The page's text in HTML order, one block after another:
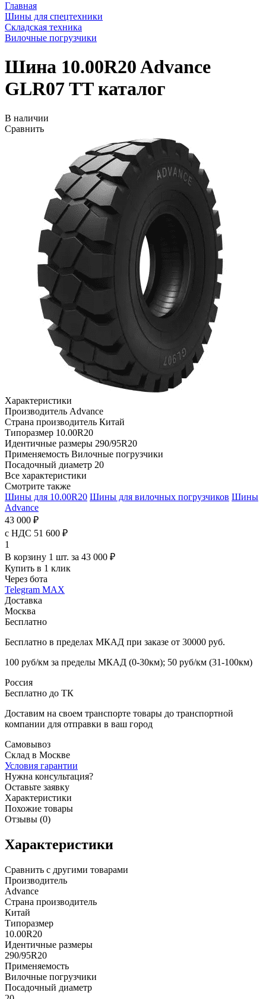
Главная
Шины для спецтехники
Складская техника
Вилочные погрузчики
Шина 10.00R20 Advance
GLR07 TT каталог
В наличии
Сравнить
Характеристики
Производитель Advance
Страна производитель Китай
Типоразмер 10.00R20
Идентичные размеры 290/95R20
Применяемость Вилочные погрузчики
Посадочный диаметр 20
Все характеристики
Смотрите также
Шины для 10.00R20 Шины для вилочных погрузчиков Шины
Advance
43 000 ₽
с НДС 51 600 ₽
1
В корзину 1 шт. за 43 000 ₽
Купить в 1 клик
Через бота
Telegram MAX
Доставка
Москва
Бесплатно
Бесплатно в пределах МКАД при заказе от 30000 руб.
100 руб/км за пределы МКАД (0-30км); 50 руб/км (31-100км)
Россия
Бесплатно до ТК
Доставим на своем транспорте товары до транспортной
компании для отправки в ваш город
Самовывоз
Склад в Москве
Условия гарантии
Нужна консультация?
Оставьте заявку
Характеристики
Похожие товары
Отзывы (0)
Характеристики
Сравнить с другими товарами
Производитель
Advance
Страна производитель
Китай
Типоразмер
10.00R20
Идентичные размеры
290/95R20
Применяемость
Вилочные погрузчики
Посадочный диаметр